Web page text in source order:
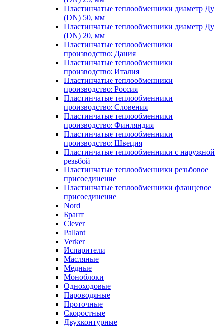
Пластинчатые теплообменники диаметр Ду
(DN) 50, мм
Пластинчатые теплообменники диаметр Ду
(DN) 20, мм
Пластинчатые теплообменники
производство: Дания
Пластинчатые теплообменники
производство: Италия
Пластинчатые теплообменники
производство: Россия
Пластинчатые теплообменники
производство: Словения
Пластинчатые теплообменники
производство: Финляндия
Пластинчатые теплообменники
производство: Швеция
Пластинчатые теплообменники с наружной
резьбой
Пластинчатые теплообменники резьбовое
присоединение
Пластинчатые теплообменники фланцевое
присоединение
Nord
Брант
Clever
Pallant
Verker
Испарители
Масляные
Медные
Моноблоки
Одноходовые
Пароводяные
Проточные
Скоростные
Двухконтурные